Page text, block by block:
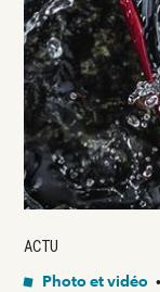
ACTU
Photo et vidéo •